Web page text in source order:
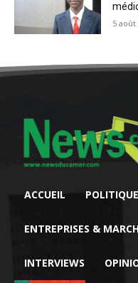
5 août
ACCUEIL
ENTREPRISES &
INTERVIEWS